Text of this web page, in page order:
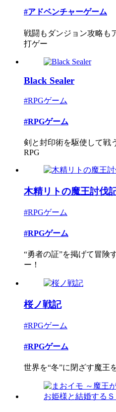
#アドベンチャーゲーム
戦闘もダンジョン攻略も
打ゲー
Black Sealer
#RPGゲーム
#RPGゲーム
剣と封印術を駆使して戦
RPG
木精リトの魔王討伐
#RPGゲーム
#RPGゲーム
“勇者の証”を掲げて冒険
ー！
桜ノ戦記
#RPGゲーム
#RPGゲーム
世界を“冬”に閉ざす魔王